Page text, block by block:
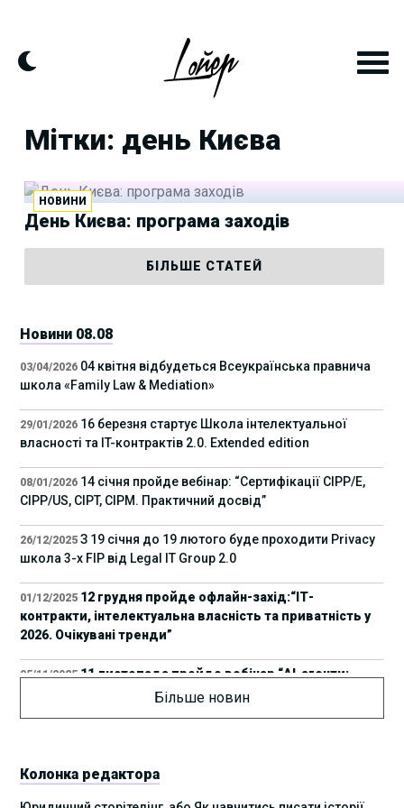
content
Мітки: день Києва
НОВИНИ
День Києва: програма заходів
БІЛЬШЕ СТАТЕЙ
Новини 08.08
03/04/2026 04 квітня відбудеться Всеукраїнська правнича
школа «Family Law & Mediation»
29/01/2026 16 березня стартує Школа інтелектуальної
власності та IT-контрактів 2.0. Extended edition
08/01/2026 14 січня пройде вебінар: “Сертифікації СІРР/Е,
CIPP/US, CIPT, CIPM. Практичний досвід”
26/12/2025 З 19 січня до 19 лютого буде проходити Privacy
школа 3-х FIP від Legal IT Group 2.0
01/12/2025 12 грудня пройде офлайн-захід:“ІТ-
контракти, інтелектуальна власність та приватність у
2026. Очікувані тренди”
05/11/2025 11 листопада пройде вебінар “AI-агенти:
прайвесі, IP та комплаєнс ризики”
17 листопада стартує Школа юридичної
Більше новин
Колонка редактора